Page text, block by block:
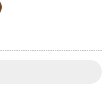
partie)